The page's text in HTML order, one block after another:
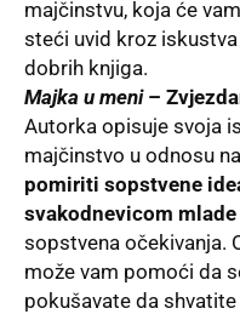
majčinstvu, koja će
steći uvid kroz
dobrih knjiga.
Majka u meni–
Autorka opisuje svoja
majčinstvo u odnosu
pomiriti sopstvene
svakodnevicom mlade
sopstvena očekivanja.
može vam pomoći da
pokušavate da